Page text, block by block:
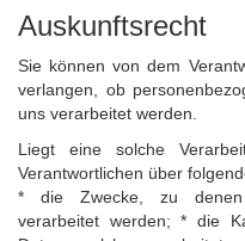
Auskunftsrecht
Sie können von dem
verlangen, ob
uns verarbeitet werden.
Liegt eine solche
Verantwortlichen über
* die Zwecke, zu denen
verarbeitet werden; * die